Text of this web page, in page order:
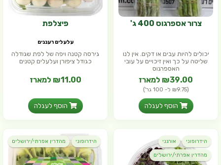
צרור אספרגוס 400 ג'
יכולים להיות עבים או דקים. אין לנו
שליטה על כך ואין זיכויים על עובי
האספרגוס
₪39.00 למארז
(₪9.75 ל- 100 גר')
הוסף לעגלה
פיצלפת
עלעלים רעננים
גירסה קטנה ויפה של לפת שגודלה
כגודל ציפורן ועלעלים קטנים
₪11.00 למארז
הוסף לעגלה
הידרופוני אורגני
מהדרין אפרתי/ירושלים
הידרופוני מהדרין אפרתי/ירושלים